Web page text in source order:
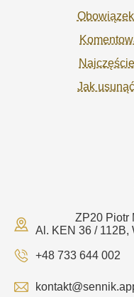
Jak
ZP20 Piotr
Al. KEN 36 / 112B,
+48 733 644 002